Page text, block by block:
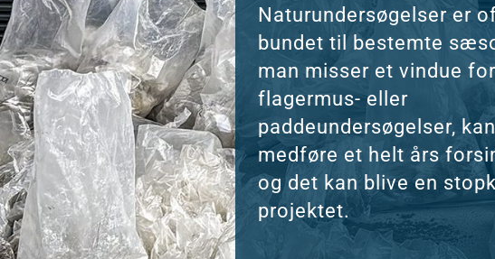
Naturundersøgelser er
bundet til bestemte
man misser et vindue
flagermus- eller
paddeundersøgelser,
medføre et helt års
og det kan blive en
projektet.